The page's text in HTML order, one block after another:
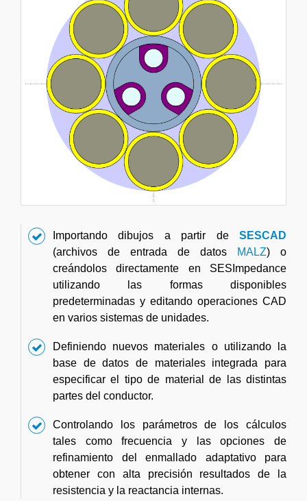
Importando dibujos a partir de SESCAD
(archivos de entrada de datos
MALZ) o
creándolos directamente en SESImpedance
utilizando las formas disponibles
predeterminadas y editando operaciones CAD
en varios sistemas de unidades.
Definiendo nuevos materiales o utilizando la
base de datos de materiales integrada para
especificar el tipo de material de las distintas
partes del conductor.
Controlando los parámetros de los cálculos
tales como frecuencia y las opciones de
refinamiento del enmallado adaptativo para
obtener con alta precisión resultados de la
resistencia y la reactancia internas.